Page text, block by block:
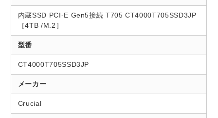
内蔵SSD PCI-E Gen5接続 T705 CT4000T705SSD3JP
［4TB /M.2］
型番
CT4000T705SSD3JP
メーカー
Crucial